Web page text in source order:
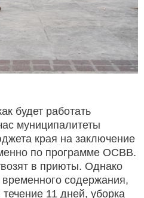
будет работать
муниципалитеты
края на заключение
по программе ОСВВ.
в приюты. Однако
временного содержания,
11 дней, уборка